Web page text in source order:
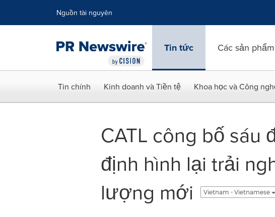
Nguồn tài nguyên
Tin tức Các sản phẩm
Tin chính Kinh doanh và Tiền tệ Khoa học và Công
CATL công bố sáu
định hình lại trải
lượng mới
Vietnam - Vietnamese